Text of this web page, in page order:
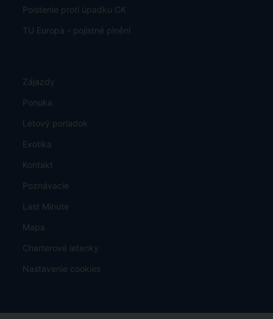
Poistenie proti úpadku CK
TU Europa - pojistné plnění
Zájazdy
Ponuka
Letový poriadok
Exotika
Kontakt
Poznávacie
Last Minute
Mapa
Charterové letenky
Nastavenie cookies